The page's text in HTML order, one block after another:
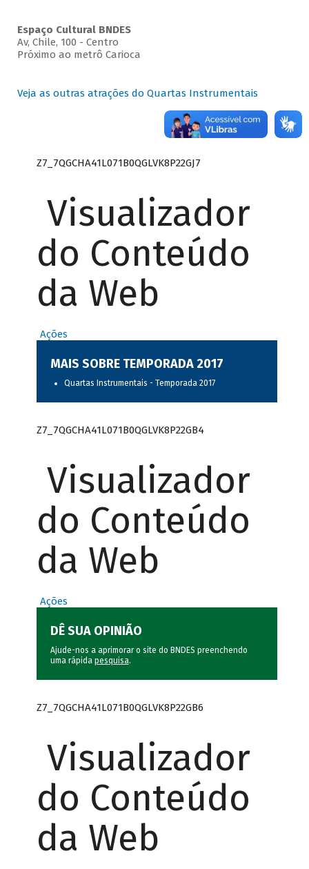
Espaço Cultural BNDES
Av, Chile, 100 - Centro
Próximo ao metrô Carioca
Veja as outras atrações do Quartas Instrumentais
Z7_7QGCHA41L071B0QGLVK8P22GJ7
Visualizador
do Conteúdo
da Web
Ações
MAIS SOBRE TEMPORADA 2017
Quartas Instrumentais - Temporada 2017
Z7_7QGCHA41L071B0QGLVK8P22GB4
Visualizador
do Conteúdo
da Web
Ações
DÊ SUA OPINIÃO
Ajude-nos a aprimorar o site do BNDES preenchendo
uma rápida pesquisa.
Z7_7QGCHA41L071B0QGLVK8P22GB6
Visualizador
do Conteúdo
da Web